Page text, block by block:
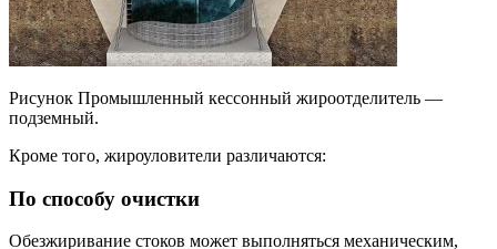
Рисунок Промышленный кессонный жироотделитель —
подземный.
Кроме того, жироуловители различаются:
По способу очистки
Обезжиривание стоков может выполняться механическим,